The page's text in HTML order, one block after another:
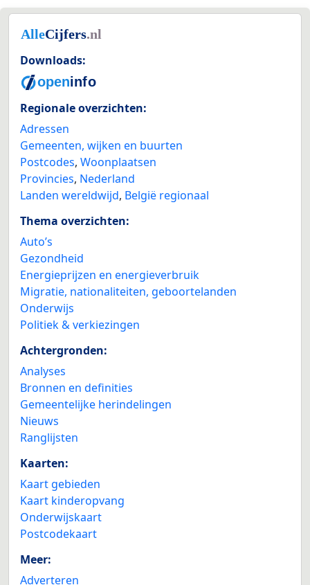
Downloads:
Regionale overzichten:
Adressen
Gemeenten, wijken en buurten
Postcodes, Woonplaatsen
Provincies, Nederland
Landen wereldwijd, België regionaal
Thema overzichten:
Auto’s
Gezondheid
Energieprijzen en energieverbruik
Migratie, nationaliteiten, geboortelanden
Onderwijs
Politiek & verkiezingen
Achtergronden:
Analyses
Bronnen en definities
Gemeentelijke herindelingen
Nieuws
Ranglijsten
Kaarten:
Kaart gebieden
Kaart kinderopvang
Onderwijskaart
Postcodekaart
Meer:
Adverteren